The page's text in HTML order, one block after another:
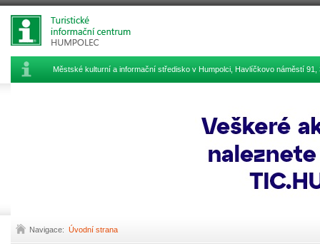
Městské kulturní a informační středisko v Humpolci, Havlíčkovo náměstí
Navigace: Úvodní strana